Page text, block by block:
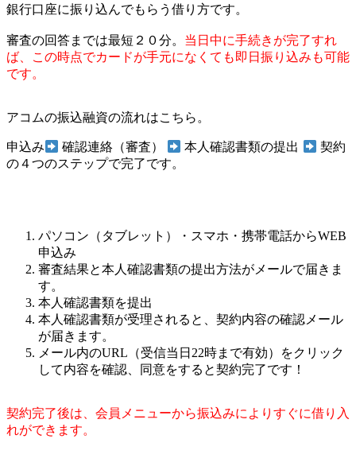
銀行口座に振り込んでもらう借り方です。
審査の回答までは最短２０分。 当日中に手続きが完了すれ
ば、この時点でカードが手元になくても即日振り込みも可能
です。
アコムの振込融資の流れはこちら。
申込み 確認連絡（審査） 本人確認書類の提出
契約
の４つのステップで完了です。
パソコン（タブレット）・スマホ・携帯電話からWEB
申込み
審査結果と本人確認書類の提出方法がメールで届きま
す。
本人確認書類を提出
本人確認書類が受理されると、契約内容の確認メール
が届きます。
メール内のURL（受信当日22時まで有効）をクリック
して内容を確認、同意をすると契約完了です！
契約完了後は、会員メニューから振込みによりすぐに借り入
れができます。